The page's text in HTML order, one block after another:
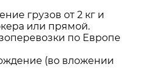
грузов от 2 кг и
или прямой.
по Европе
(во вложении